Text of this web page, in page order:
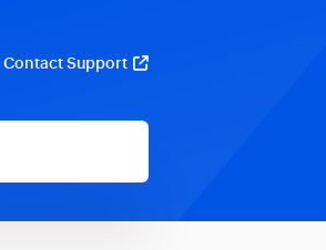
Contact Support